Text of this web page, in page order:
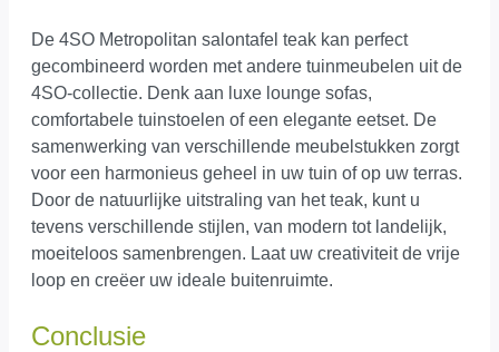
De 4SO Metropolitan salontafel teak kan perfect
gecombineerd worden met andere tuinmeubelen uit de
4SO-collectie. Denk aan luxe lounge sofas,
comfortabele tuinstoelen of een elegante eetset. De
samenwerking van verschillende meubelstukken zorgt
voor een harmonieus geheel in uw tuin of op uw terras.
Door de natuurlijke uitstraling van het teak, kunt u
tevens verschillende stijlen, van modern tot landelijk,
moeiteloos samenbrengen. Laat uw creativiteit de vrije
loop en creëer uw ideale buitenruimte.
Conclusie